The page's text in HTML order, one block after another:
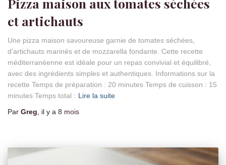
et artichauts
Une pizza maison savoureuse garnie de tomates séchées,
d’artichauts marinés et de mozzarella fondante. Cette recette
méditerranéenne est idéale pour un repas convivial et équilibré,
avec des ingrédients simples et authentiques. Informations sur la
recette Temps de préparation : 20 minutes Temps de cuisson : 15
minutes Temps total : Lire la suite
Par Greg , il y a 8 mois